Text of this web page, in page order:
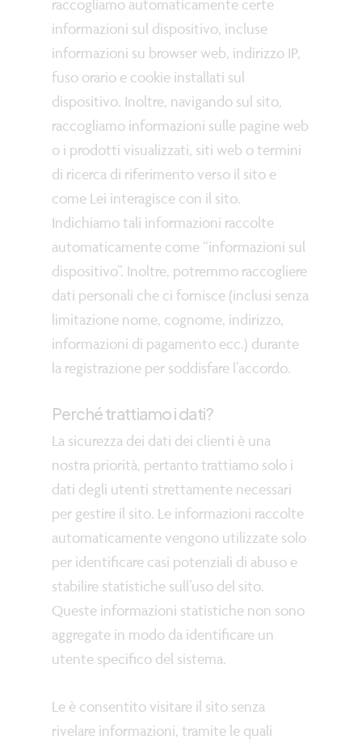
raccogliamo automaticamente certe
informazioni sul dispositivo, incluse
informazioni su browser web, indirizzo IP,
fuso orario e cookie installati sul
dispositivo. Inoltre, navigando sul sito,
raccogliamo informazioni sulle pagine web
o i prodotti visualizzati, siti web o termini
di ricerca di riferimento verso il sito e
come Lei interagisce con il sito.
Indichiamo tali informazioni raccolte
automaticamente come “informazioni sul
dispositivo”. Inoltre, potremmo raccogliere
dati personali che ci fornisce (inclusi senza
limitazione nome, cognome, indirizzo,
informazioni di pagamento ecc.) durante
la registrazione per soddisfare l’accordo.
Perché trattiamo i dati?
La sicurezza dei dati dei clienti è una
nostra priorità, pertanto trattiamo solo i
dati degli utenti strettamente necessari
per gestire il sito. Le informazioni raccolte
automaticamente vengono utilizzate solo
per identificare casi potenziali di abuso e
stabilire statistiche sull’uso del sito.
Queste informazioni statistiche non sono
aggregate in modo da identificare un
utente specifico del sistema.
Le è consentito visitare il sito senza
rivelare informazioni, tramite le quali